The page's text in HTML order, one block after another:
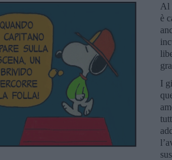
Al
è
I